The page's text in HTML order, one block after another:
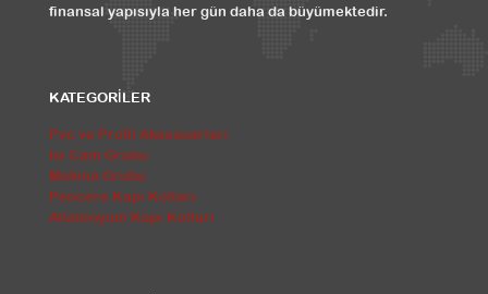
finansal yapısıyla her gün daha da büyümektedir.
KATEGORİLER
Pvc ve Profil Aksesuarları
Isı Cam Grubu
Makina Grubu
Pencere Kapı Kolları
Alüminyum Kapı Kolları